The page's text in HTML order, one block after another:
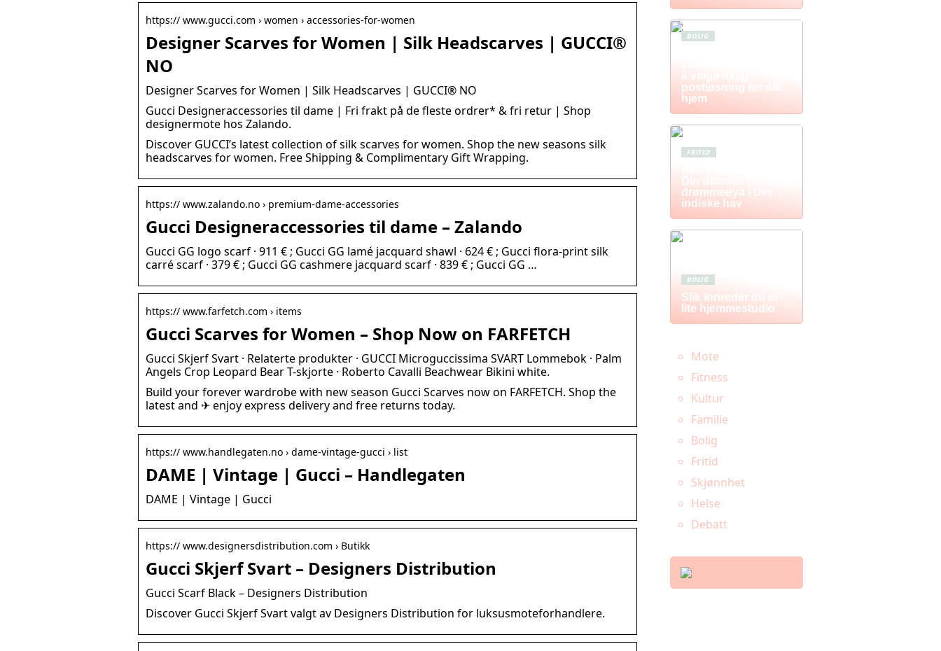
https:// www.gucci.com › women › accessories-for-women
Designer Scarves for Women | Silk Headscarves | GUCCI®
NO
Designer Scarves for Women | Silk Headscarves | GUCCI® NO
Gucci Designeraccessories til dame | Fri frakt på de fleste ordrer* & fri retur | Shop
designermote hos Zalando.
Discover GUCCI’s latest collection of silk scarves for women. Shop the new seasons silk
headscarves for women. Free Shipping & Complimentary Gift Wrapping.
https:// www.zalando.no › premium-dame-accessories
Gucci Designeraccessories til dame – Zalando
Gucci GG logo scarf · 911 € ; Gucci GG lamé jacquard shawl · 624 € ; Gucci flora-print silk
carré scarf · 379 € ; Gucci GG cashmere jacquard scarf · 839 € ; Gucci GG …
https:// www.farfetch.com › items
Gucci Scarves for Women – Shop Now on FARFETCH
Gucci Skjerf Svart · Relaterte produkter · GUCCI Microguccissima SVART Lommebok · Palm
Angels Crop Leopard Bear T-skjorte · Roberto Cavalli Beachwear Bikini white.
Build your forever wardrobe with new season Gucci Scarves now on FARFETCH. Shop the
latest and ✈ enjoy express delivery and free returns today.
https:// www.handlegaten.no › dame-vintage-gucci › list
DAME | Vintage | Gucci – Handlegaten
DAME | Vintage | Gucci
https:// www.designersdistribution.com › Butikk
Gucci Skjerf Svart – Designers Distribution
Gucci Scarf Black – Designers Distribution
Discover Gucci Skjerf Svart valgt av Designers Distribution for luksusmoteforhandlere.
BOLIG
å velge riktig
postløsning for ditt
hjem
FRITID
Din ultimate guide til
drømmeøya i Det
indiske hav
BOLIG
Slik innreder du et
lite hjemmestudio
Mote
Fitness
Kultur
Familie
Bolig
Fritid
Skjønnhet
Helse
Debatt